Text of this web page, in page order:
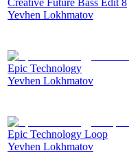
Yevhen Lokhmatov
Epic Technology
Yevhen Lokhmatov
Epic Technology Loop
Yevhen Lokhmatov